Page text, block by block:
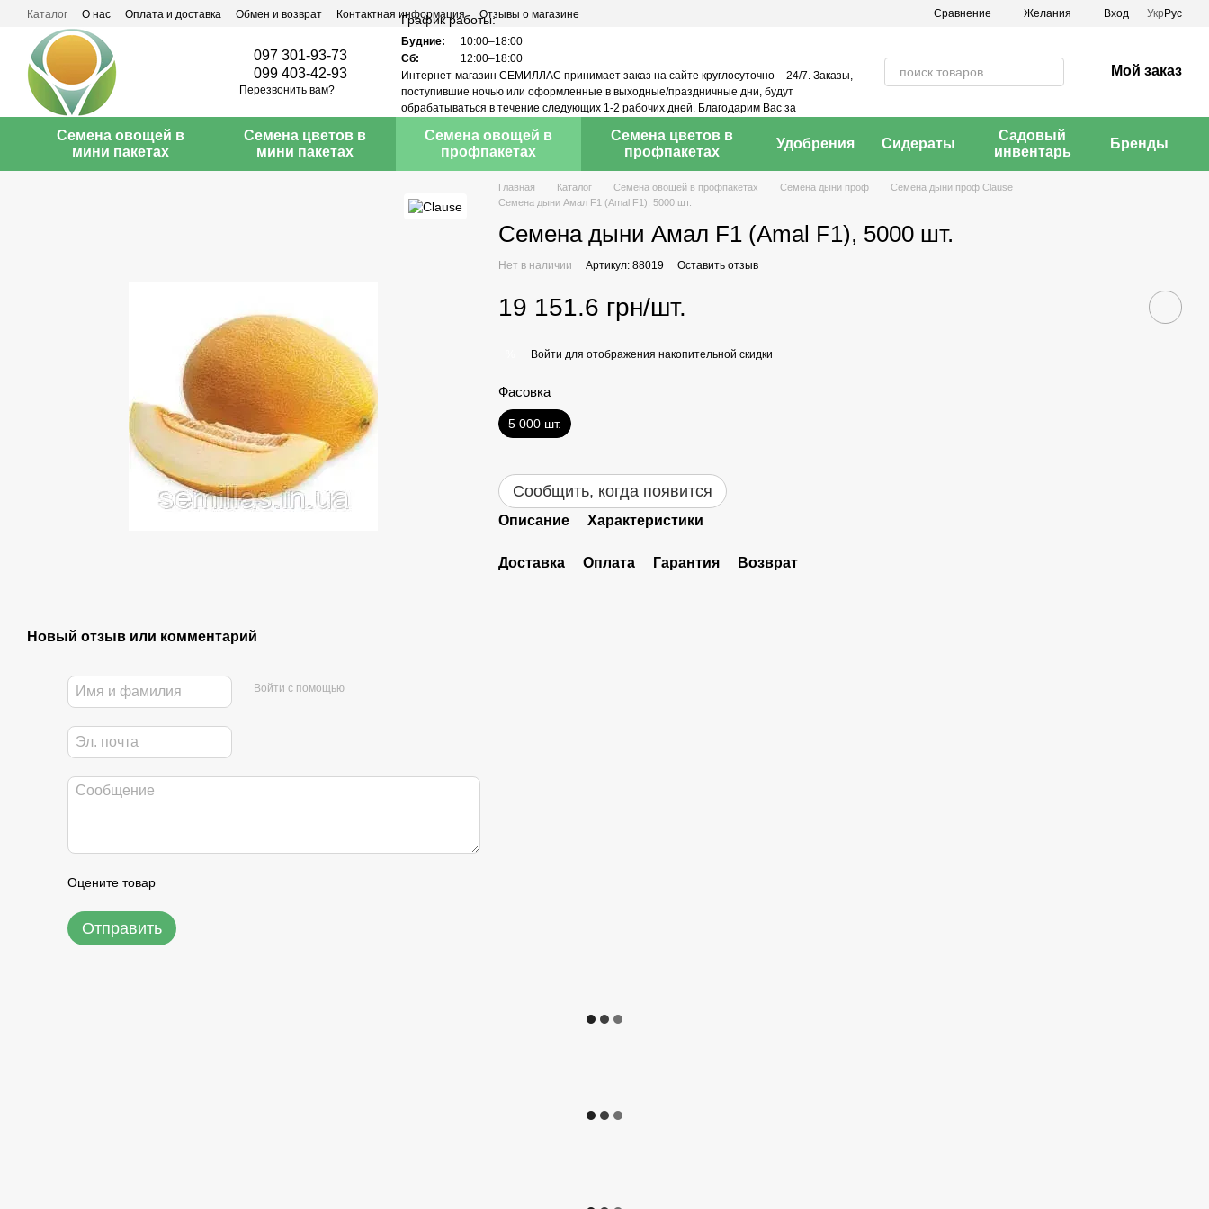
Перейти к основному контенту
Каталог О нас Оплата и доставка Обмен и возврат Контактная информация Отзывы о магазине Сравнение Желания Вход Укр Рус
097 301-93-73
099 403-42-93
Перезвонить вам?
График работы:
Будние:
10:00–18:00
Сб:
12:00–18:00
Интернет-магазин СЕМИЛЛАС принимает заказ на сайте круглосуточно – 24/7. Заказы,
поступившие ночью или оформленные в выходные/праздничные дни, будут
обрабатываться в течение следующих 1-2 рабочих дней. Благодарим Вас за
Мой заказ
Семена овощей в
мини пакетах
Семена цветов в
мини пакетах
Семена овощей в
профпакетах
Семена цветов в
профпакетах
Удобрения Сидераты
Садовый
инвентарь
Бренды
Новый отзыв или комментарий
Войти с помощью
Оцените товар
Отправить
Главная Каталог Семена овощей в профпакетах Семена дыни проф
Семена дыни проф Clause
Семена дыни Амал F1 (Amal F1), 5000 шт.
Семена дыни Амал F1 (Amal F1), 5000 шт.
Нет в наличии Артикул: 88019 Оставить отзыв
19 151.6 грн/шт.
Войти для отображения накопительной скидки
Фасовка
5 000 шт.
Сообщить, когда появится
Описание Характеристики
Доставка Оплата Гарантия Возврат